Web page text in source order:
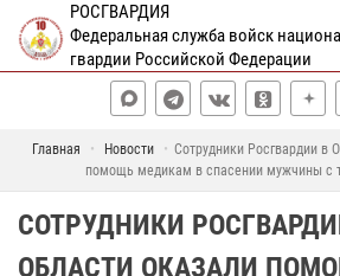
РОСГВАРДИЯ
Федеральная служба войск
гвардии Российской Федерации
Главная Новости
Сотрудники Росгвардии в
помощь медикам в спасении мужчины с
СОТРУДНИКИ
ОБЛАСТИ ОКАЗАЛИ